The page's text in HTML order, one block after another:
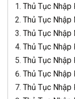
Thủ Tục Nhập
Thủ Tục Nhập
Thủ Tục Nhập
Thủ Tục Nhập
Thủ Tục Nhập
Thủ Tục Nhập
Thủ Tục Nhập